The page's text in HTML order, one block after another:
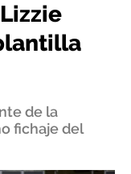
de la
fichaje del